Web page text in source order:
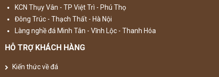
KCN Thụy Vân - TP Việt Trì - Phú Thọ
Đông Trúc - Thạch Thất - Hà Nội
Làng nghề đá Minh Tân - Vĩnh Lộc - Thanh Hóa
HỖ TRỢ KHÁCH HÀNG
Kiến thức về đá